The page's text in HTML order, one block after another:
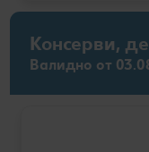
Консерви,
Валидно от